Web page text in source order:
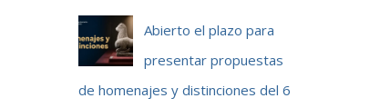
Abierto el plazo para
presentar propuestas
de homenajes y distinciones del 6